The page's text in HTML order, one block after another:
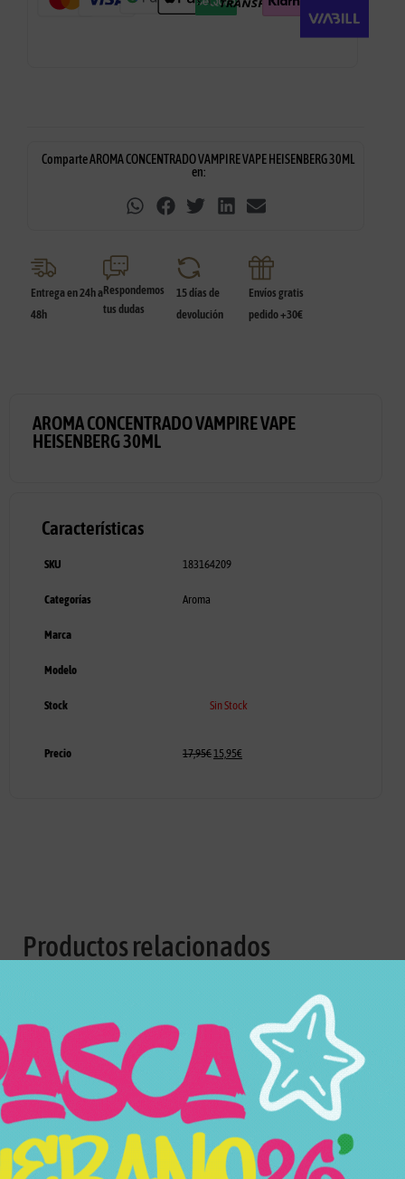
Entrega en 24h a
48h
Respondemos
tus dudas
15 días de
devolución
Envíos gratis
pedido +30€
Comparte AROMA CONCENTRADO VAMPIRE VAPE HEISENBERG 30ML
en:
AROMA CONCENTRADO VAMPIRE VAPE
HEISENBERG 30ML
Características
SKU 183164209
Categorías Aroma
Marca
Modelo
Stock Sin Stock
Precio 17,95€ 15,95€
Productos relacionados
Todos los productos